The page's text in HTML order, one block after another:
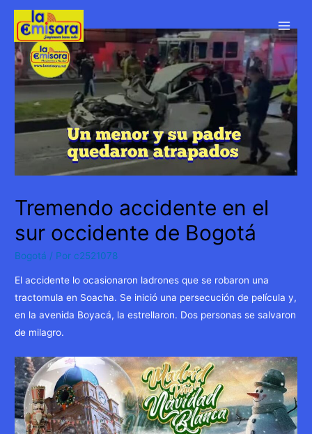
contenido
Main
Tremendo accidente en el
sur occidente de Bogotá
Bogotá / Por c2521078
El accidente lo ocasionaron ladrones que se robaron una
tractomula en Soacha. Se inició una persecución de película y,
en la avenida Boyacá, la estrellaron. Dos personas se salvaron
de milagro.